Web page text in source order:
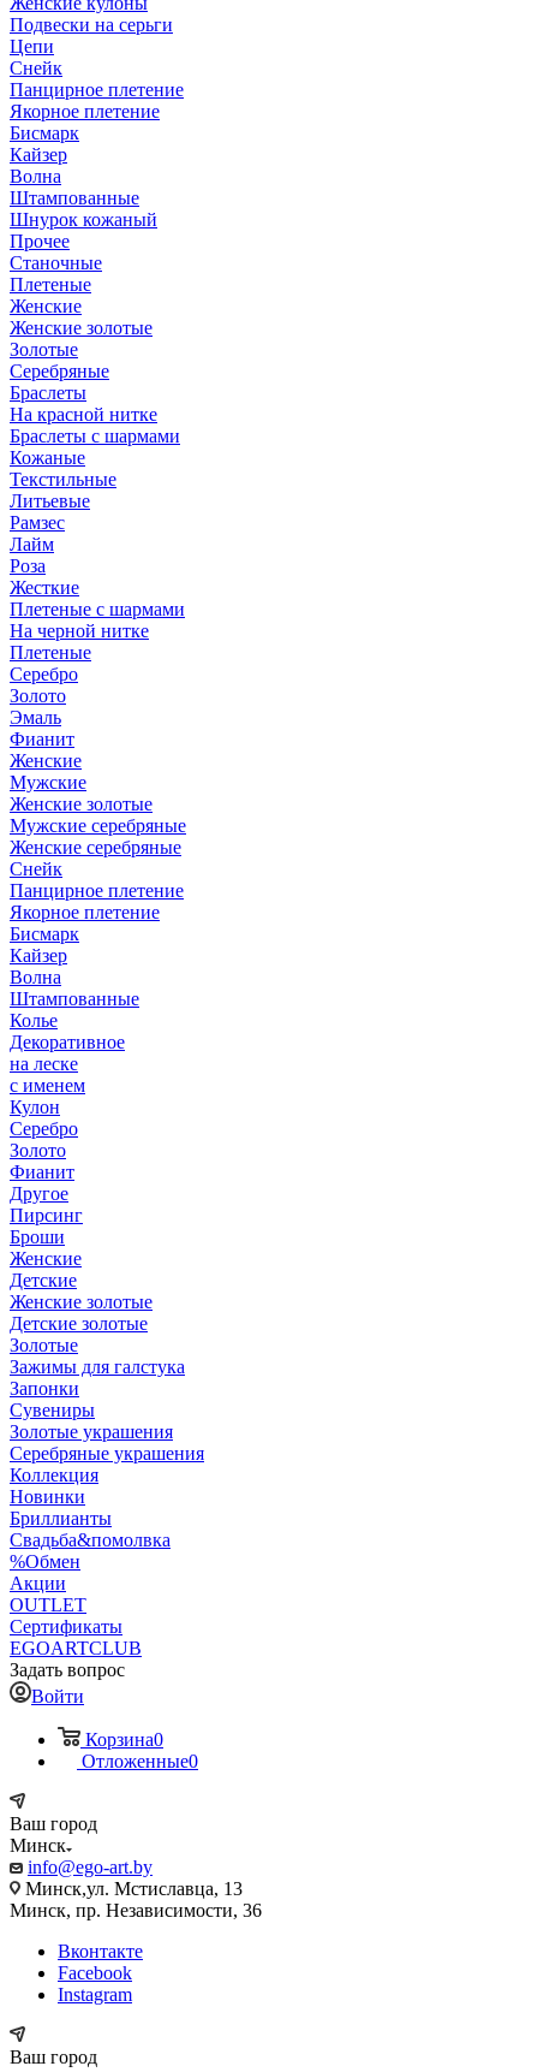
Подвески на серьги
Цепи
Снейк
Панцирное плетение
Якорное плетение
Бисмарк
Кайзер
Волна
Штампованные
Шнурок кожаный
Прочее
Станочные
Плетеные
Женские
Женские золотые
Золотые
Серебряные
Браслеты
На красной нитке
Браслеты с шармами
Кожаные
Текстильные
Литьевые
Рамзес
Лайм
Роза
Жесткие
Плетеные с шармами
На черной нитке
Плетеные
Серебро
Золото
Эмаль
Фианит
Женские
Мужские
Женские золотые
Мужские серебряные
Женские серебряные
Снейк
Панцирное плетение
Якорное плетение
Бисмарк
Кайзер
Волна
Штампованные
Колье
Декоративное
на леске
с именем
Кулон
Серебро
Золото
Фианит
Другое
Пирсинг
Броши
Женские
Детские
Женские золотые
Детские золотые
Золотые
Зажимы для галстука
Запонки
Сувениры
Золотые украшения
Серебряные украшения
Коллекция
Новинки
Бриллианты
Свадьба&помолвка
%Обмен
Акции
OUTLET
Сертификаты
EGOARTCLUB
Задать вопрос
Войти
Корзина0
Отложенные0
Ваш город
Минск
info@ego-art.by
Минск,ул. Мстиславца, 13
Минск, пр. Независимости, 36
Вконтакте
Facebook
Instagram
Ваш город